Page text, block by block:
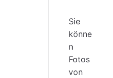
Sie
könne
n
Fotos
von